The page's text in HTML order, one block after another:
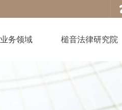
业务领域 槌音法律研究院